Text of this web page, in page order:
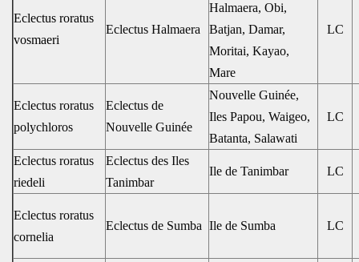
Eclectus roratus
vosmaeri
Eclectus Halmaera
Halmaera, Obi,
Batjan, Damar,
Moritai, Kayao,
Mare
LC
Eclectus roratus
polychloros
Eclectus de
Nouvelle Guinée
Nouvelle Guinée,
Iles Papou, Waigeo,
Batanta, Salawati
LC
Eclectus roratus
riedeli
Eclectus des Iles
Tanimbar
Ile de Tanimbar LC
Eclectus roratus
cornelia
Eclectus de Sumba Ile de Sumba LC